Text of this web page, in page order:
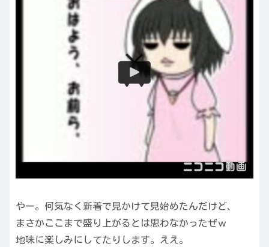
やー。何気なく新着で見かけて見始めたんだけど、
まさかここまで盛り上がるとは思わなかったぜｗ
地味に楽しみにしてたりします。ええ。